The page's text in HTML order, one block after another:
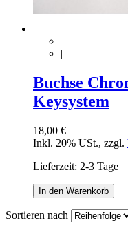
|
Buchse
Keysystem
18,00 €
Inkl. 20% USt., zzgl.
Lieferzeit: 2-3 Tage
In den Warenkorb
Sortieren nach